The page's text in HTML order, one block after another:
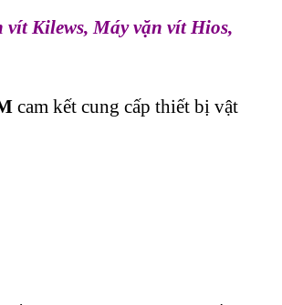
vít Kilews, Máy vặn vít Hios,
cam kết cung cấp thiết bị vật